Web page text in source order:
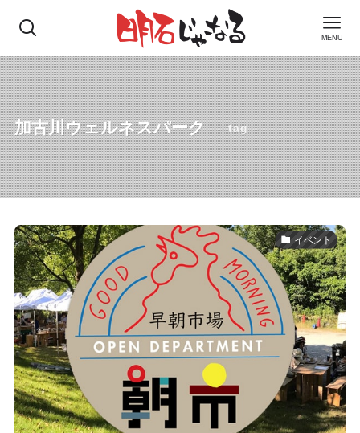
MENU
加古川ウェルネスパーク – tag –
イベント